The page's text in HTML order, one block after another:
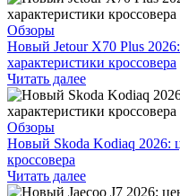
Обзоры
Новый Jetour X70 Plus
характеристики кроссовера
Читать далее
Обзоры
Новый Skoda Kodiaq 2026:
кроссовера
Читать далее